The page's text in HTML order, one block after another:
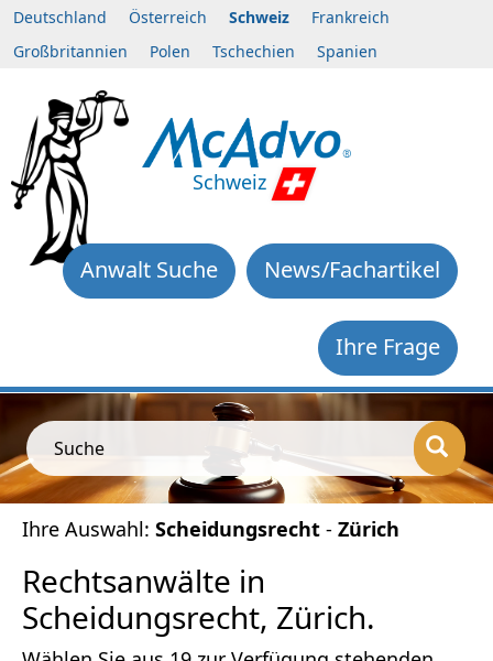
Deutschland Österreich Schweiz
Frankreich
Großbritannien
Polen Tschechien Spanien
Schweiz
News/Fachartikel
Anwalt Suche
Ihre Frage
Suche
Ihre Auswahl: Scheidungsrecht - Zürich
Rechtsanwälte in
Scheidungsrecht, Zürich.